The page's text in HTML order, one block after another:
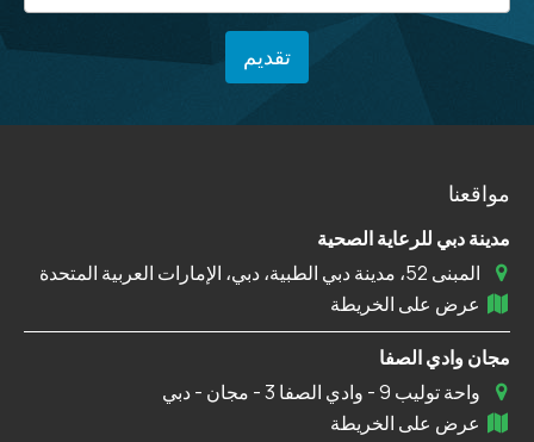
مواقعنا
مدينة دبي للرعاية الصحية
المبنى 52، مدينة دبي الطبية، دبي، الإمارات العربية المتحدة
عرض على الخريطة
مجان وادي الصفا
واحة توليب 9 - وادي الصفا 3 - مجان - دبي
عرض على الخريطة